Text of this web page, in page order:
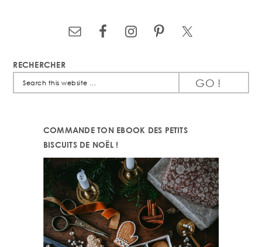
RECHERCHER
COMMANDE TON EBOOK DES PETITS
BISCUITS DE NOËL !